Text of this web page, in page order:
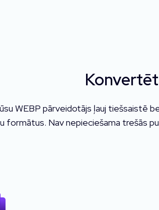
WEBP pārveidotājs ļauj tiešsaistē
formātus. Nav nepieciešama trešās